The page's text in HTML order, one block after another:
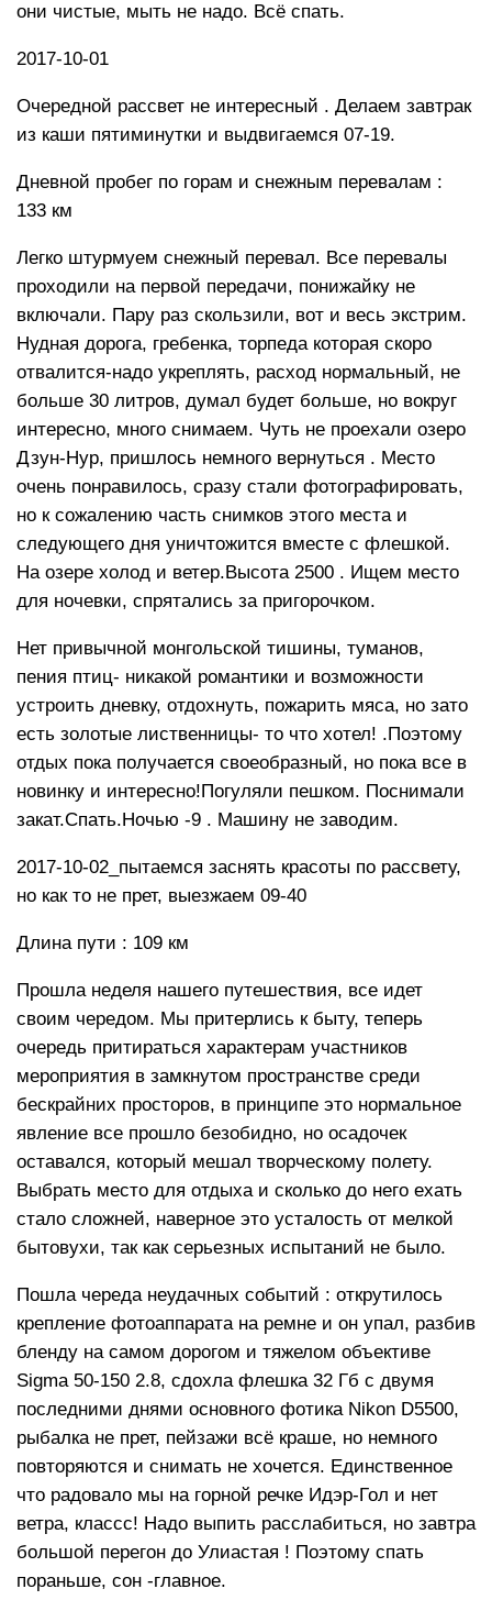
они чистые, мыть не надо. Всё спать.
2017-10-01
Очередной рассвет не интересный . Делаем завтрак
из каши пятиминутки и выдвигаемся 07-19.
Дневной пробег по горам и снежным перевалам :
133 км
Легко штурмуем снежный перевал. Все перевалы
проходили на первой передачи, понижайку не
включали. Пару раз скользили, вот и весь экстрим.
Нудная дорога, гребенка, торпеда которая скоро
отвалится-надо укреплять, расход нормальный, не
больше 30 литров, думал будет больше, но вокруг
интересно, много снимаем. Чуть не проехали озеро
Дзун-Нур, пришлось немного вернуться . Место
очень понравилось, сразу стали фотографировать,
но к сожалению часть снимков этого места и
следующего дня уничтожится вместе с флешкой.
На озере холод и ветер.Высота 2500 . Ищем место
для ночевки, спрятались за пригорочком.
Нет привычной монгольской тишины, туманов,
пения птиц- никакой романтики и возможности
устроить дневку, отдохнуть, пожарить мяса, но зато
есть золотые лиственницы- то что хотел! .Поэтому
отдых пока получается своеобразный, но пока все в
новинку и интересно!Погуляли пешком. Поснимали
закат.Спать.Ночью -9 . Машину не заводим.
2017-10-02_пытаемся заснять красоты по рассвету,
но как то не прет, выезжаем 09-40
Длина пути : 109 км
Прошла неделя нашего путешествия, все идет
своим чередом. Мы притерлись к быту, теперь
очередь притираться характерам участников
мероприятия в замкнутом пространстве среди
бескрайних просторов, в принципе это нормальное
явление все прошло безобидно, но осадочек
оставался, который мешал творческому полету.
Выбрать место для отдыха и сколько до него ехать
стало сложней, наверное это усталость от мелкой
бытовухи, так как серьезных испытаний не было.
Пошла череда неудачных событий : открутилось
крепление фотоаппарата на ремне и он упал, разбив
бленду на самом дорогом и тяжелом объективе
Sigma 50-150 2.8, сдохла флешка 32 Гб с двумя
последними днями основного фотика Nikon D5500,
рыбалка не прет, пейзажи всё краше, но немного
повторяются и снимать не хочется. Единственное
что радовало мы на горной речке Идэр-Гол и нет
ветра, классс! Надо выпить расслабиться, но завтра
большой перегон до Улиастая ! Поэтому спать
пораньше, сон -главное.